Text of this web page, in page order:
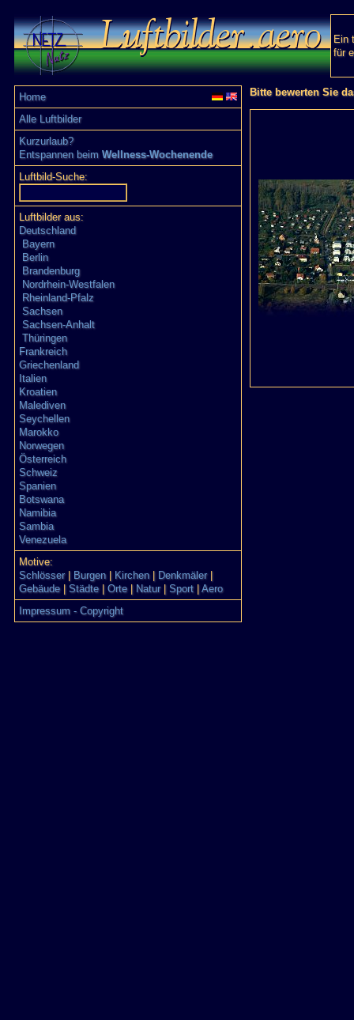
Ein
für
Home
Alle Luftbilder
Kurzurlaub?
Entspannen beim Wellness-Wochenende
Luftbild-Suche:
Luftbilder aus:
Deutschland
Bayern
Berlin
Brandenburg
Nordrhein-Westfalen
Rheinland-Pfalz
Sachsen
Sachsen-Anhalt
Thüringen
Frankreich
Griechenland
Italien
Kroatien
Malediven
Seychellen
Marokko
Norwegen
Österreich
Schweiz
Spanien
Botswana
Namibia
Sambia
Venezuela
Motive:
Schlösser| Burgen| Kirchen| Denkmäler|
Gebäude| Städte| Orte| Natur| Sport
Aero
Impressum - Copyright
Bitte bewerten Sie